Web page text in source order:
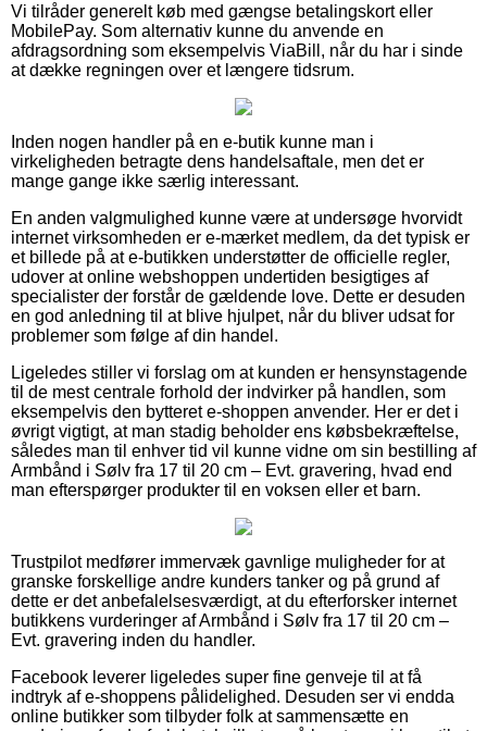
Vi tilråder generelt køb med gængse betalingskort eller
MobilePay. Som alternativ kunne du anvende en
afdragsordning som eksempelvis ViaBill, når du har i sinde
at dække regningen over et længere tidsrum.
Inden nogen handler på en e-butik kunne man i
virkeligheden betragte dens handelsaftale, men det er
mange gange ikke særlig interessant.
En anden valgmulighed kunne være at undersøge hvorvidt
internet virksomheden er e-mærket medlem, da det typisk er
et billede på at e-butikken understøtter de officielle regler,
udover at online webshoppen undertiden besigtiges af
specialister der forstår de gældende love. Dette er desuden
en god anledning til at blive hjulpet, når du bliver udsat for
problemer som følge af din handel.
Ligeledes stiller vi forslag om at kunden er hensynstagende
til de mest centrale forhold der indvirker på handlen, som
eksempelvis den bytteret e-shoppen anvender. Her er det i
øvrigt vigtigt, at man stadig beholder ens købsbekræftelse,
således man til enhver tid vil kunne vidne om sin bestilling af
Armbånd i Sølv fra 17 til 20 cm – Evt. gravering, hvad end
man efterspørger produkter til en voksen eller et barn.
Trustpilot medfører immervæk gavnlige muligheder for at
granske forskellige andre kunders tanker og på grund af
dette er det anbefalelsesværdigt, at du efterforsker internet
butikkens vurderinger af Armbånd i Sølv fra 17 til 20 cm –
Evt. gravering inden du handler.
Facebook leverer ligeledes super fine genveje til at få
indtryk af e-shoppens pålidelighed. Desuden ser vi endda
online butikker som tilbyder folk at sammensætte en